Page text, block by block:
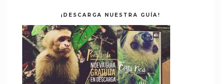
¡DESCARGA NUESTRA GUÍA!